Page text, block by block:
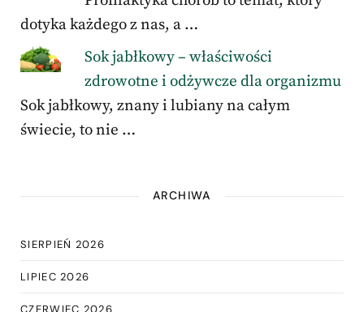
dotyka każdego z nas, a …
Sok jabłkowy – właściwości
zdrowotne i odżywcze dla organizmu
Sok jabłkowy, znany i lubiany na całym
świecie, to nie …
ARCHIWA
SIERPIEŃ 2026
LIPIEC 2026
CZERWIEC 2026